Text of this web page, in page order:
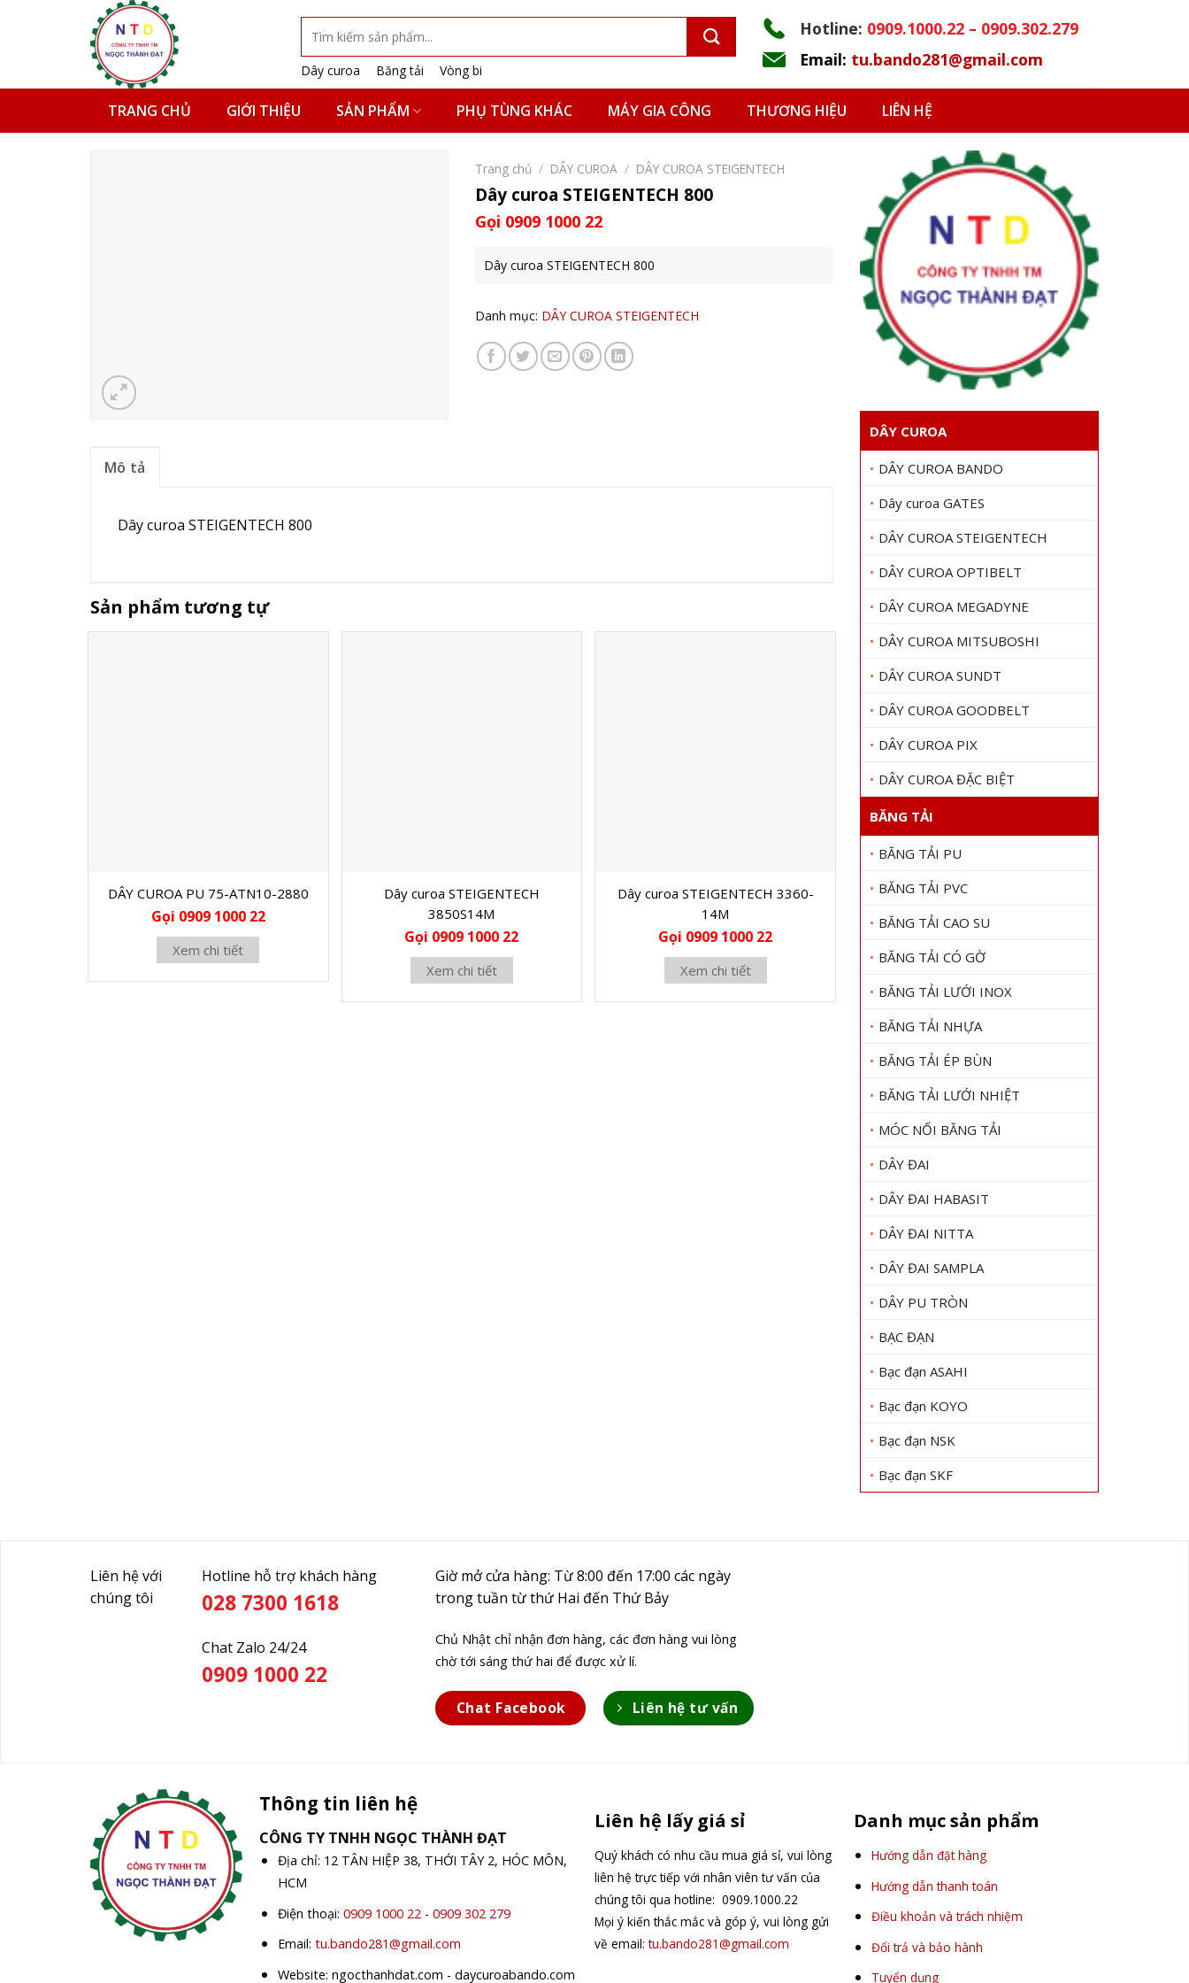
kiếm:
Dây curoa
Băng tải Vòng bi
Hotline: 0909.1000.22 – 0909.302.279
Email: tu.bando281@gmail.com
TRANG CHỦ GIỚI THIỆU SẢN PHẨM PHỤ TÙNG KHÁC MÁY GIA CÔNG THƯƠNG HIỆU LIÊN HỆ
DÂY CUROA
DÂY CUROA BANDO
Dây curoa GATES
DÂY CUROA STEIGENTECH
DÂY CUROA OPTIBELT
DÂY CUROA MEGADYNE
DÂY CUROA MITSUBOSHI
DÂY CUROA SUNDT
DÂY CUROA GOODBELT
DÂY CUROA PIX
DÂY CUROA ĐẶC BIỆT
BĂNG TẢI
BĂNG TẢI PU
BĂNG TẢI PVC
BĂNG TẢI CAO SU
BĂNG TẢI CÓ GỜ
BĂNG TẢI LƯỚI INOX
BĂNG TẢI NHỰA
BĂNG TẢI ÉP BÙN
BĂNG TẢI LƯỚI NHIỆT
MÓC NỐI BĂNG TẢI
DÂY ĐAI
DÂY ĐAI HABASIT
DÂY ĐAI NITTA
DÂY ĐAI SAMPLA
DÂY PU TRÒN
BẠC ĐẠN
Bạc đạn ASAHI
Bạc đạn KOYO
Bạc đạn NSK
Bạc đạn SKF
Trang chủ / DÂY CUROA / DÂY CUROA STEIGENTECH
Dây curoa STEIGENTECH 800
Gọi 0909 1000 22
Dây curoa STEIGENTECH 800
Danh mục: DÂY CUROA STEIGENTECH
Mô tả
Dây curoa STEIGENTECH 800
Sản phẩm tương tự
DÂY CUROA PU 75-ATN10-2880
Gọi 0909 1000 22
Xem chi tiết
Dây curoa STEIGENTECH
3850S14M
Gọi 0909 1000 22
Xem chi tiết
Dây curoa STEIGENTECH 3360-
14M
Gọi 0909 1000 22
Xem chi tiết
Dây curoa STEIGENTECH 5V1320
Gọi 0909 1000 22
Xem chi tiết
Liên hệ với
chúng tôi
Hotline hỗ trợ khách hàng
028 7300 1618
Chat Zalo 24/24
0909 1000 22
Giờ mở cửa hàng: Từ 8:00 đến 17:00 các ngày
trong tuần từ thứ Hai đến Thứ Bảy
Chủ Nhật chỉ nhận đơn hàng, các đơn hàng vui lòng
chờ tới sáng thứ hai để được xử lí.
Chat Facebook Liên hệ tư vấn
Thông tin liên hệ
CÔNG TY TNHH NGỌC THÀNH ĐẠT
Địa chỉ: 12 TÂN HIỆP 38, THỚI TÂY 2, HÓC MÔN,
HCM
Điện thoại:0909 1000 22 -0909 302 279
Email:tu.bando281@gmail.com
Website: ngocthanhdat.com - daycuroabando.com
Liên hệ lấy giá sỉ
Quý khách có nhu cầu mua giá sỉ, vui lòng
liên hệ trực tiếp với nhân viên tư vấn của
chúng tôi qua hotline: 0909.1000.22
Mọi ý kiến thắc mắc và góp ý, vui lòng gửi
về email:tu.bando281@gmail.com
Danh mục sản phẩm
Hướng dẫn đặt hàng
Hướng dẫn thanh toán
Điều khoản và trách nhiệm
Đổi trả và bảo hành
Tuyển dụng